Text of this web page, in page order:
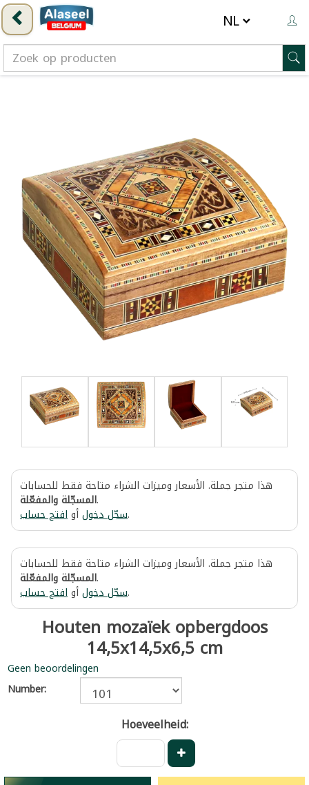
هذا متجر جملة. الأسعار وميزات الشراء متاحة فقط للحسابات
المسجّلة والمفعّلة.
سجّل دخولأوافتح حساب .
هذا متجر جملة. الأسعار وميزات الشراء متاحة فقط للحسابات
المسجّلة والمفعّلة.
سجّل دخولأوافتح حساب .
Houten mozaïek opbergdoos
14,5x14,5x6,5 cm
Geen beoordelingen
Number:
Hoeveelheid: